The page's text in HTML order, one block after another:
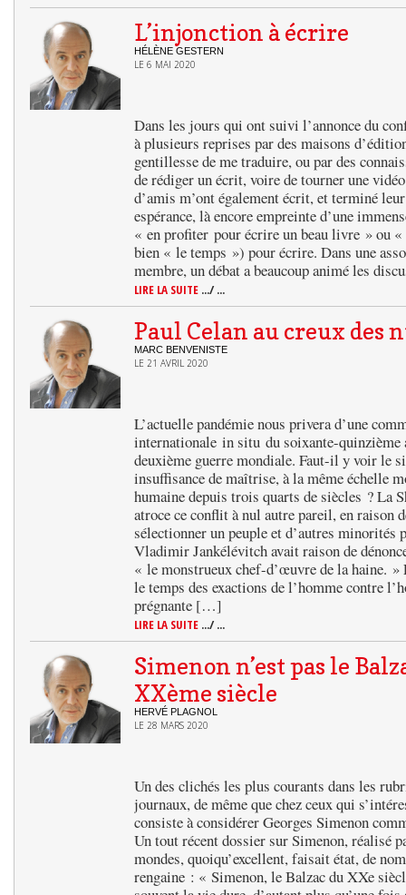
L’injonction à écrire
HÉLÈNE GESTERN
LE 6 MAI 2020
Dans les jours qui ont suivi l’annonce du
à plusieurs reprises par des maisons
gentillesse de me traduire, ou par des
de rédiger un écrit, voire de tourner une
d’amis m’ont également écrit, et terminé
espérance, là encore empreinte d’une
« en profiter pour écrire un beau livre » ou
bien « le temps ») pour écrire. Dans une
membre, un débat a beaucoup animé les
LIRE LA SUITE .../ ...
Paul Celan au creux des
MARC BENVENISTE
LE 21 AVRIL 2020
L’actuelle pandémie nous privera d’une
internationale in situ du soixante-quinzième
deuxième guerre mondiale. Faut-il y voir le
insuffisance de maîtrise, à la même échelle
humaine depuis trois quarts de siècles ? La
atroce ce conflit à nul autre pareil, en raison
sélectionner un peuple et d’autres minorités
Vladimir Jankélévitch avait raison de
« le monstrueux chef-d’œuvre de la haine. »
le temps des exactions de l’homme contre
prégnante […]
LIRE LA SUITE .../ ...
Simenon n’est pas le
XXème siècle
HERVÉ PLAGNOL
LE 28 MARS 2020
Un des clichés les plus courants dans les
journaux, de même que chez ceux qui
consiste à considérer Georges Simenon
Un tout récent dossier sur Simenon, réalisé
mondes, quoiqu’excellent, faisait état, de
rengaine : « Simenon, le Balzac du XXe